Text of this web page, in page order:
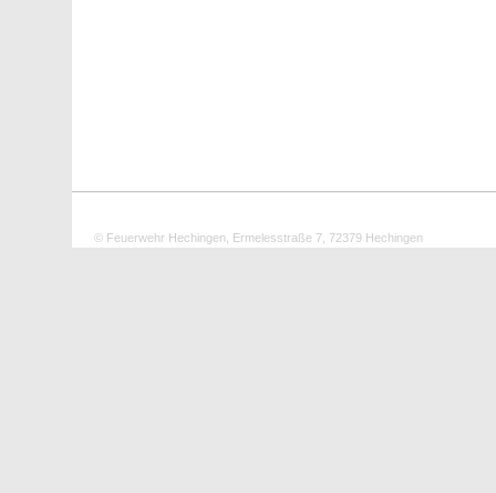
© Feuerwehr Hechingen, Ermelesstraße 7, 72379 Hechingen